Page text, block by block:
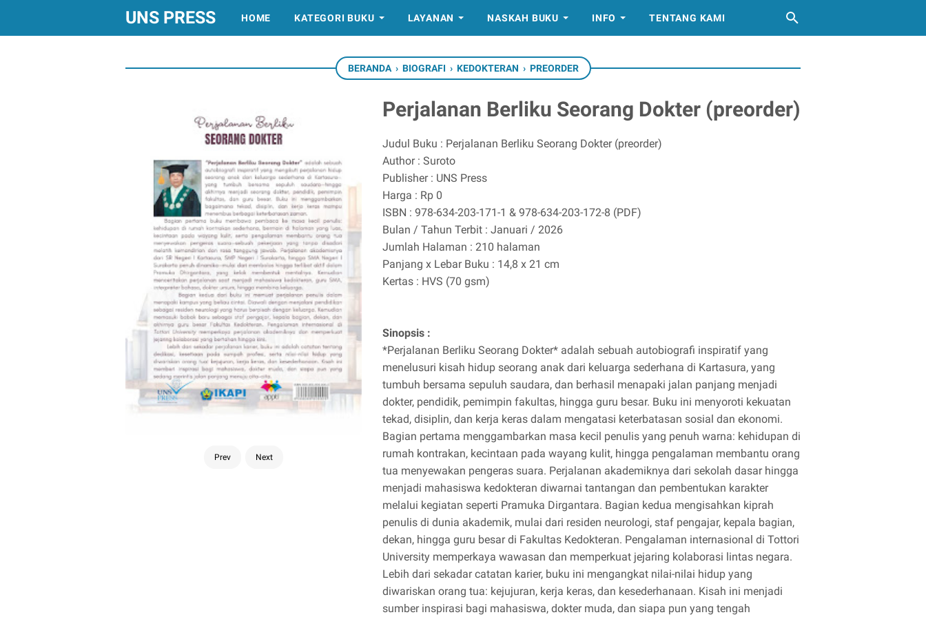
UNS PRESS HOME KATEGORI BUKU LAYANAN NASKAH BUKU INFO TENTANG KAMI
BERANDA › BIOGRAFI › KEDOKTERAN › PREORDER
Perjalanan Berliku Seorang Dokter (preorder)
Prev Next
Judul Buku : Perjalanan Berliku Seorang Dokter (preorder)
Author : Suroto
Publisher : UNS Press
Harga : Rp 0
ISBN : 978-634-203-171-1 & 978-634-203-172-8 (PDF)
Bulan / Tahun Terbit : Januari / 2026
Jumlah Halaman : 210 halaman
Panjang x Lebar Buku : 14,8 x 21 cm
Kertas : HVS (70 gsm)
Sinopsis :
*Perjalanan Berliku Seorang Dokter* adalah sebuah autobiografi inspiratif yang
menelusuri kisah hidup seorang anak dari keluarga sederhana di Kartasura, yang
tumbuh bersama sepuluh saudara, dan berhasil menapaki jalan panjang menjadi
dokter, pendidik, pemimpin fakultas, hingga guru besar. Buku ini menyoroti kekuatan
tekad, disiplin, dan kerja keras dalam mengatasi keterbatasan sosial dan ekonomi.
Bagian pertama menggambarkan masa kecil penulis yang penuh warna: kehidupan di
rumah kontrakan, kecintaan pada wayang kulit, hingga pengalaman membantu orang
tua menyewakan pengeras suara. Perjalanan akademiknya dari sekolah dasar hingga
menjadi mahasiswa kedokteran diwarnai tantangan dan pembentukan karakter
melalui kegiatan seperti Pramuka Dirgantara. Bagian kedua mengisahkan kiprah
penulis di dunia akademik, mulai dari residen neurologi, staf pengajar, kepala bagian,
dekan, hingga guru besar di Fakultas Kedokteran. Pengalaman internasional di Tottori
University memperkaya wawasan dan memperkuat jejaring kolaborasi lintas negara.
Lebih dari sekadar catatan karier, buku ini mengangkat nilai-nilai hidup yang
diwariskan orang tua: kejujuran, kerja keras, dan kesederhanaan. Kisah ini menjadi
sumber inspirasi bagi mahasiswa, dokter muda, dan siapa pun yang tengah